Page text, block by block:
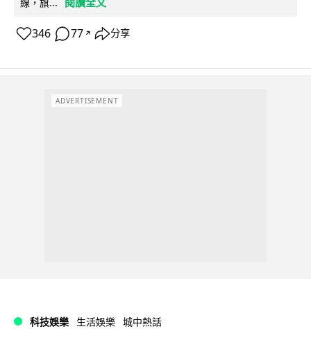
346 77 ↗ 分享
ADVERTISEMENT
科技娛樂 生活娛樂 城中熱話